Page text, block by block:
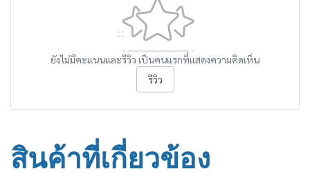
ยังไม่มีคะแนนและรีวิว เป็นคนแรกที่แสดงความคิดเห็น
รีวิว
สินค้าที่เกี่ยวข้อง